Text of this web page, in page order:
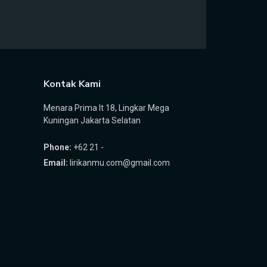
Kontak Kami
Menara Prima lt 18, Lingkar Mega
Kuningan Jakarta Selatan
Phone: +62 21 -
Email: lirikanmu.com@gmail.com